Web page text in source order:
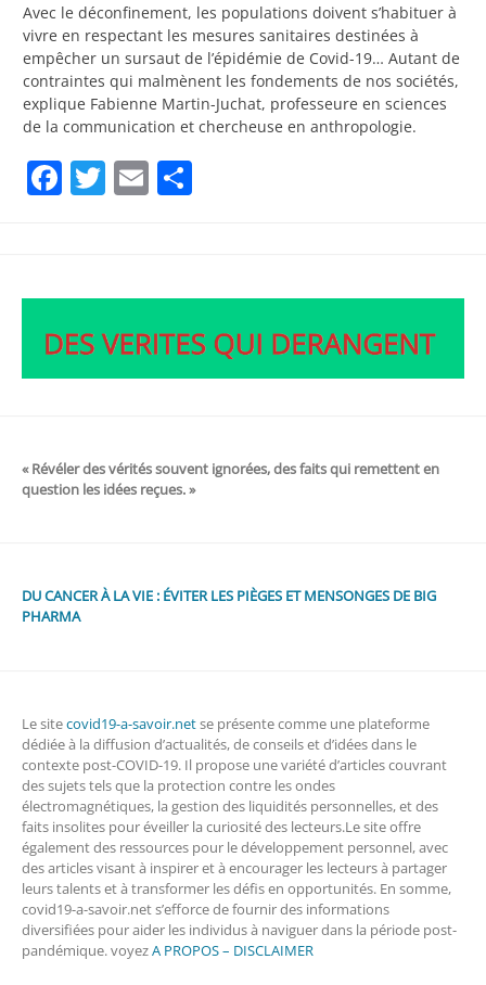
Avec le déconfinement, les populations doivent s’habituer à
vivre en respectant les mesures sanitaires destinées à
empêcher un sursaut de l’épidémie de Covid-19… Autant de
contraintes qui malmènent les fondements de nos sociétés,
explique Fabienne Martin-Juchat, professeure en sciences
de la communication et chercheuse en anthropologie.
Facebook
Twitter
Email
« Révéler des vérités souvent ignorées, des faits qui remettent en
question les idées reçues. »
DU CANCER À LA VIE : ÉVITER LES PIÈGES ET MENSONGES DE BIG
PHARMA
Le sitecovid19-a-savoir.netse présente comme une plateforme
dédiée à la diffusion d’actualités, de conseils et d’idées dans le
contexte post-COVID-19. Il propose une variété d’articles couvrant
des sujets tels que la protection contre les ondes
électromagnétiques, la gestion des liquidités personnelles, et des
faits insolites pour éveiller la curiosité des lecteurs.Le site offre
également des ressources pour le développement personnel, avec
des articles visant à inspirer et à encourager les lecteurs à partager
leurs talents et à transformer les défis en opportunités. En somme,
covid19-a-savoir.net s’efforce de fournir des informations
diversifiées pour aider les individus à naviguer dans la période post-
pandémique. voyezA PROPOS – DISCLAIMER